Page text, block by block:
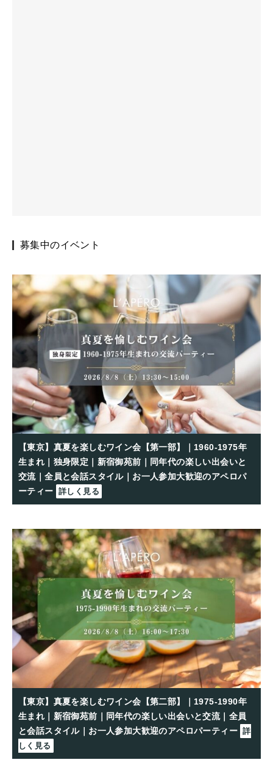
募集中のイベント
【東京】真夏を楽しむワイン会【第一部】｜1960-1975年
生まれ｜独身限定｜新宿御苑前｜同年代の楽しい出会いと
交流｜全員と会話スタイル｜お一人参加大歓迎のアペロパ
ーティー 詳しく見る
【東京】真夏を楽しむワイン会【第二部】｜1975-1990年
生まれ｜新宿御苑前｜同年代の楽しい出会いと交流｜全員
と会話スタイル｜お一人参加大歓迎のアペロパーティー 詳
しく見る